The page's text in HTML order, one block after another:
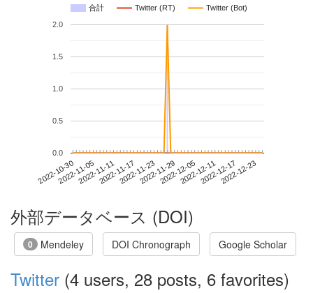
合計 Twitter (RT) Twitter (Bot)
2022-10-302022-11-052022-11-112022-11-172022-11-232022-11-292022-12-052022-12-112022-12-172022-12-23
0.0
0.5
1.0
1.5
2.0
外部データベース (DOI)
0 Mendeley DOI Chronograph Google Scholar
Twitter (4 users, 28 posts, 6 favorites)